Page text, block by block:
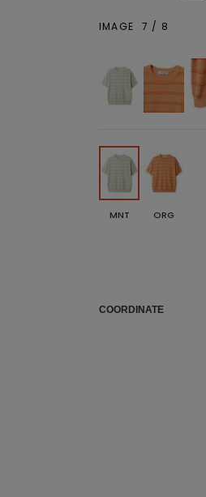
IMAGE 7 / 8
MNT ORG
COORDINATE